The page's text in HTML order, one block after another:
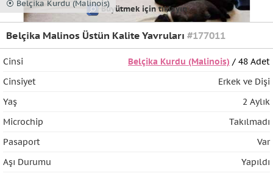
⦿ Belçika Kurdu (Malinois)
Büyütmek için tıklayın
Belçika Malinos Üstün Kalite Yavruları #177011
Cinsi Belçika Kurdu (Malinois) / 48 Adet
Cinsiyet
Erkek ve Dişi
Yaş
2 Aylık
Microchip
Takılmadı
Pasaport
Var
Aşı Durumu
Yapıldı